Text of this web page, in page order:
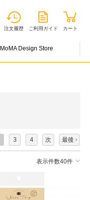
注文履歴 ご利用ガイド カート
MoMA Design Store
3 4 次 最後
表示件数40件